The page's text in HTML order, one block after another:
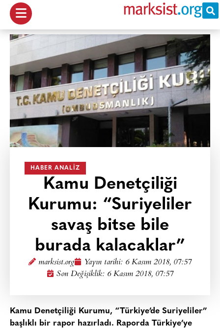
HABER ANALIZ
Kamu Denetçiliği
Kurumu: “Suriyeliler
savaş bitse bile
burada kalacaklar”
marksist.org Yayın tarihi: 6 Kasım 2018, 07:57
Son Değişiklik: 6 Kasım 2018, 07:57
Kamu Denetçiliği Kurumu, “Türkiye’de Suriyeliler”
başlıklı bir rapor hazırladı. Raporda Türkiye’ye